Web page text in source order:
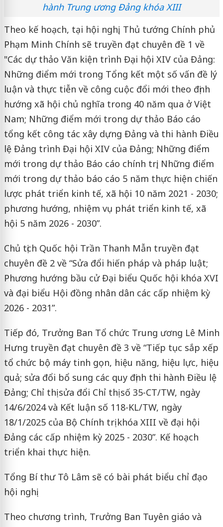
hành Trung ương Đảng khóa XIII
Theo kế hoạch, tại hội nghị, Thủ tướng Chính phủ
Phạm Minh Chính sẽ truyền đạt chuyên đề 1 về
"Các dự thảo Văn kiện trình Đại hội XIV của Đảng:
Những điểm mới trong Tổng kết một số vấn đề lý
luận và thực tiễn về công cuộc đổi mới theo định
hướng xã hội chủ nghĩa trong 40 năm qua ở Việt
Nam; Những điểm mới trong dự thảo Báo cáo
tổng kết công tác xây dựng Đảng và thi hành Điều
lệ Đảng trình Đại hội XIV của Đảng; Những điểm
mới trong dự thảo Báo cáo chính trị; Những điểm
mới trong dự thảo báo cáo 5 năm thực hiện chiến
lược phát triển kinh tế, xã hội 10 năm 2021 - 2030;
phương hướng, nhiệm vụ phát triển kinh tế, xã
hội 5 năm 2026 - 2030”.
Chủ tịch Quốc hội Trần Thanh Mẫn truyền đạt
chuyên đề 2 về “Sửa đổi hiến pháp và pháp luật;
Phương hướng bầu cử Đại biểu Quốc hội khóa XVI
và đại biểu Hội đồng nhân dân các cấp nhiệm kỳ
2026 - 2031”.
Tiếp đó, Trưởng Ban Tổ chức Trung ương Lê Minh
Hưng truyền đạt chuyên đề 3 về “Tiếp tục sắp xếp
tổ chức bộ máy tinh gọn, hiệu năng, hiệu lực, hiệu
quả; sửa đổi bổ sung các quy định thi hành Điều lệ
Đảng; Chỉ thị sửa đổi Chỉ thị số 35-CT/TW, ngày
14/6/2024 và Kết luận số 118-KL/TW, ngày
18/1/2025 của Bộ Chính trị khóa XIII về đại hội
Đảng các cấp nhiệm kỳ 2025 - 2030”. Kế hoạch
triển khai thực hiện.
Tổng Bí thư Tô Lâm sẽ có bài phát biểu chỉ đạo
hội nghị.
Theo chương trình, Trưởng Ban Tuyên giáo và